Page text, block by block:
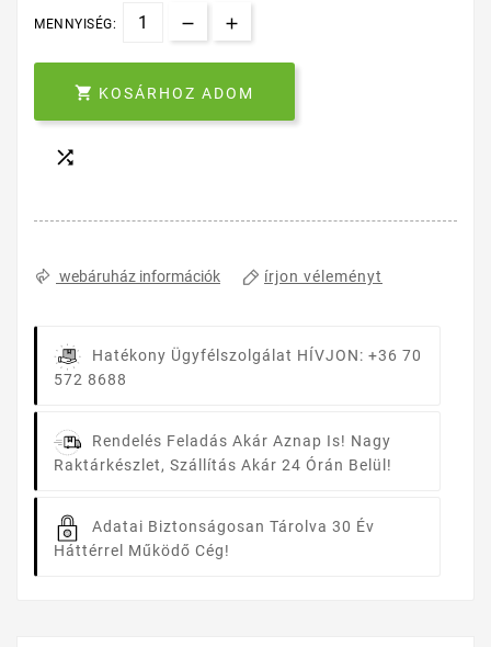
MENNYISÉG:
 KOSÁRHOZ ADOM

webáruház információk írjon véleményt
Hatékony Ügyfélszolgálat HÍVJON: +36 70
572 8688
Rendelés Feladás Akár Aznap Is! Nagy
Raktárkészlet, Szállítás Akár 24 Órán Belül!
Adatai Biztonságosan Tárolva 30 Év
Háttérrel Működő Cég!